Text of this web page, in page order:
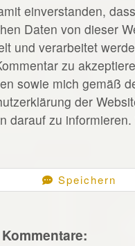
einverstanden,
Daten von dieser
und verarbeitet
zu
sowie mich gemäß
der
darauf zu informieren.
Speichern